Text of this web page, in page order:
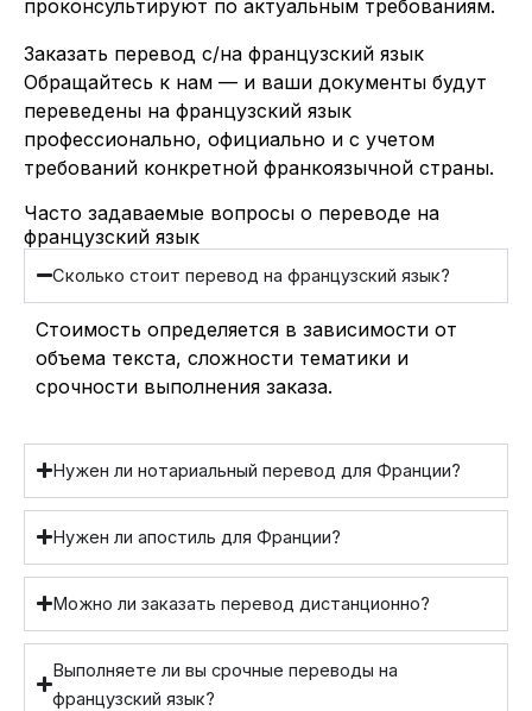
проконсультируют по актуальным требованиям.
Заказать перевод с/на французский язык
Обращайтесь к нам — и ваши документы будут
переведены на французский язык
профессионально, официально и с учетом
требований конкретной франкоязычной страны.
Часто задаваемые вопросы о переводе на
французский язык
Сколько стоит перевод на французский язык?
Стоимость определяется в зависимости от
объема текста, сложности тематики и
срочности выполнения заказа.
Нужен ли нотариальный перевод для Франции?
Нужен ли апостиль для Франции?
Можно ли заказать перевод дистанционно?
Выполняете ли вы срочные переводы на
французский язык?